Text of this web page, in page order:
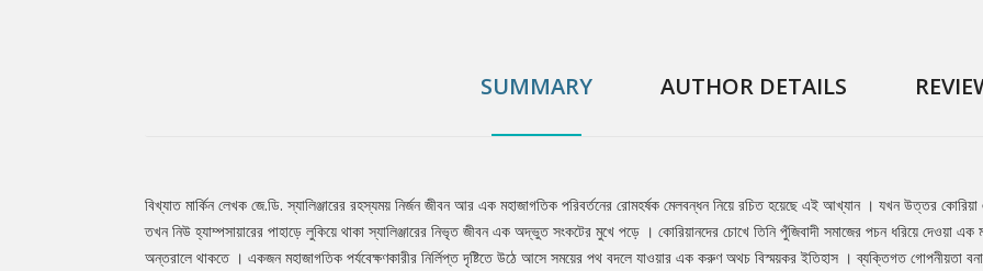
SUMMARY AUTHOR DETAILS
Tab
বিখ্যাত মার্কিন লেখক জে.ডি. স্যালিঞ্জারের রহস্যময় নির্জন জীবন আর এক মহাজাগতিক পরিবর্তনের রোমহর্ষক মেলবন্ধন নিয়ে রচিত হয়েছে এই আখ্যান । যখন উত্তর
তখন নিউ হ্যাম্পসায়ারের পাহাড়ে লুকিয়ে থাকা স্যালিঞ্জারের নিভৃত জীবন এক অদ্ভুত সংকটের মুখে পড়ে । কোরিয়ানদের চোখে তিনি পুঁজিবাদী সমাজের পচন ধরিয়ে দেওয়া এক
অন্তরালে থাকতে । একজন মহাজাগতিক পর্যবেক্ষণকারীর নির্লিপ্ত দৃষ্টিতে উঠে আসে সময়ের পথ বদলে যাওয়ার এক করুণ অথচ বিস্ময়কর ইতিহাস । ব্যক্তিগত গোপনীয়তা